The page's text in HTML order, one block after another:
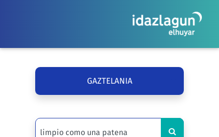
GAZTELANIA